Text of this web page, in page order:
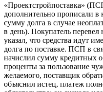
«Проектстройпоставка»
дополнительно прописали в
сумму долга в случае
в день). Покупатель
указал, что средства идут
долга по поставке. ПСП в
начислил сумму кредитных
проценты за пользование
желаемого, поставщик
объяснил истец, платеж